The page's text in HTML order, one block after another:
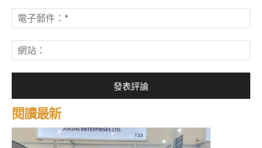
論：
*
子
郵
*站
閱讀最新